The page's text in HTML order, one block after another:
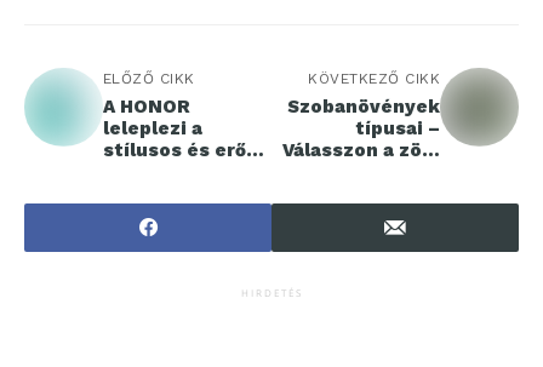
ELŐZŐ CIKK
A HONOR
leleplezi a
stílusos és erős
KÖVETKEZŐ CIKK
Szobanövények
típusai –
Válasszon a zöld
HIRDETÉS